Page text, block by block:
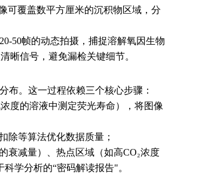
可覆盖数平方厘米的沉积物区域，分
50帧的动态拍摄，捕捉溶解氧因生物
晰信号，避免漏检关键细节。
布。这一过程依赖三个核心步骤：
度的溶液中测定荧光寿命），将图像
除等算法优化数据质量；
衰减量）、热点区域（如高CO₂浓度
学分析的“密码解读报告"。